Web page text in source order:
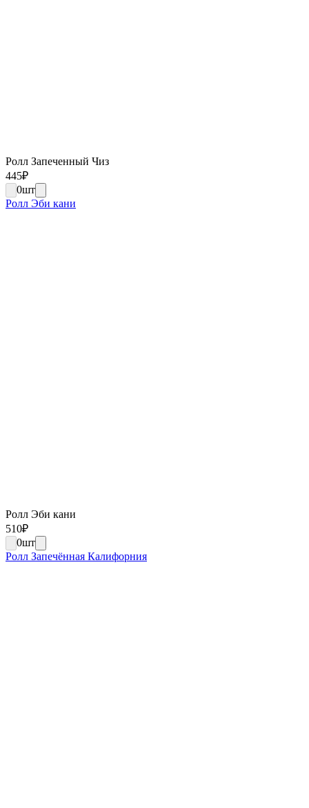
Ролл Запеченный Чиз
445₽
0шт
Ролл Эби кани
Ролл Эби кани
510₽
0шт
Ролл Запечённая Калифорния